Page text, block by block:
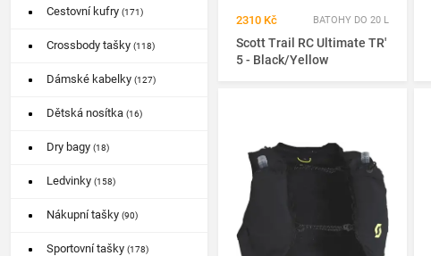
Cestovní kufry (171)
Crossbody tašky (118)
Dámské kabelky (127)
Dětská nosítka (16)
Dry bagy (18)
Ledvinky (158)
Nákupní tašky (90)
Sportovní tašky (178)
2310 Kč BATOHY DO 20 L
Scott Trail RC Ultimate TR'
5 - Black/Yellow